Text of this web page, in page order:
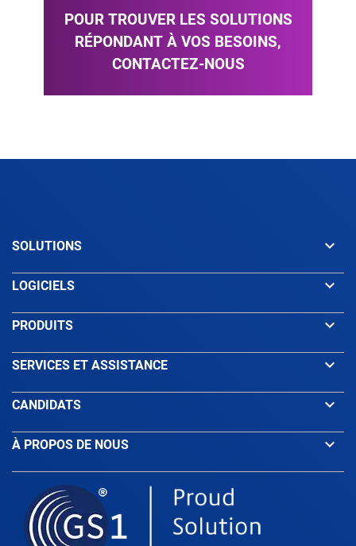
POUR TROUVER LES SOLUTIONS
RÉPONDANT À VOS BESOINS,
CONTACTEZ-NOUS
SOLUTIONS keyboard_arrow_down
LOGICIELS keyboard_arrow_down
PRODUITS keyboard_arrow_down
SERVICES ET ASSISTANCE keyboard_arrow_down
CANDIDATS keyboard_arrow_down
À PROPOS DE NOUS keyboard_arrow_down